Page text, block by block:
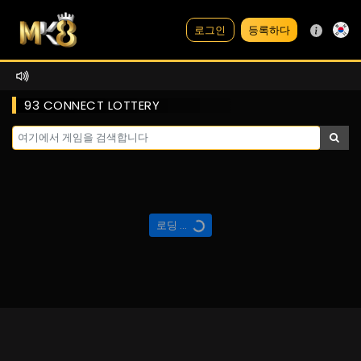
로그인 등록하다
93 CONNECT LOTTERY
로딩 ...